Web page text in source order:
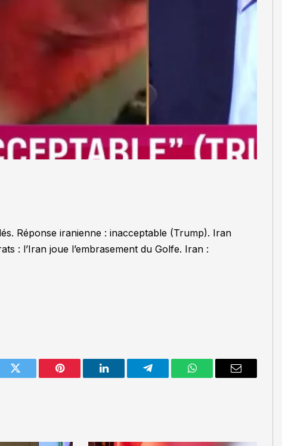
Réponse iranienne : inacceptable (Trump). Iran
: l’Iran joue l’embrasement du Golfe. Iran :
Twitter Pinterest LinkedIn Telegram WhatsAppEmail